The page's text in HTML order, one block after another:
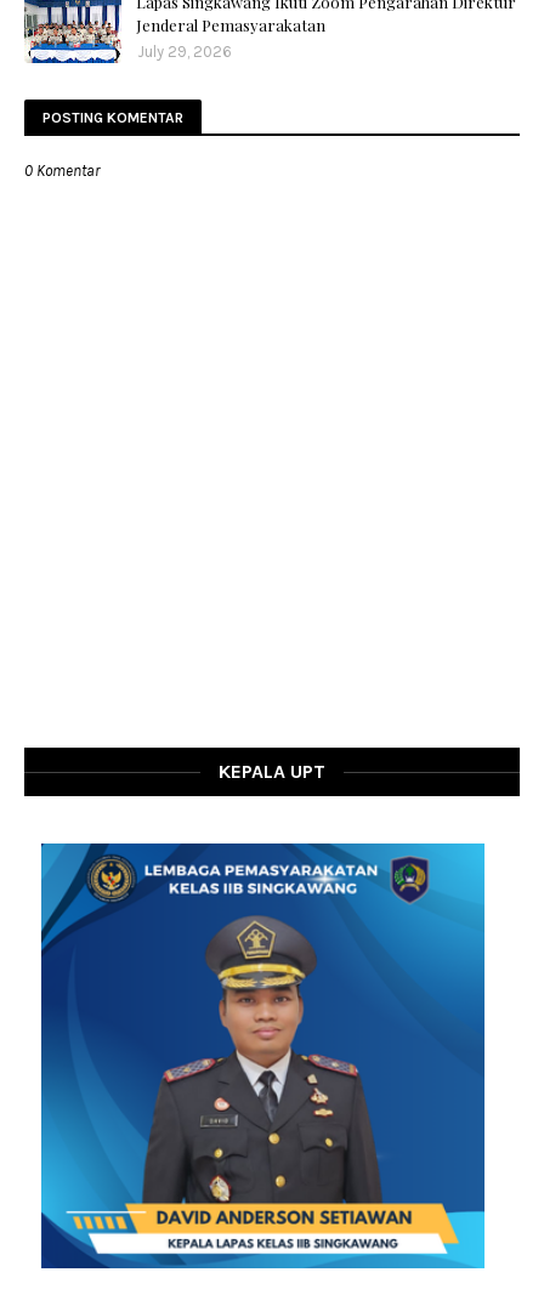
Jenderal Pemasyarakatan
July 29, 2026
POSTING KOMENTAR
0 Komentar
KEPALA UPT